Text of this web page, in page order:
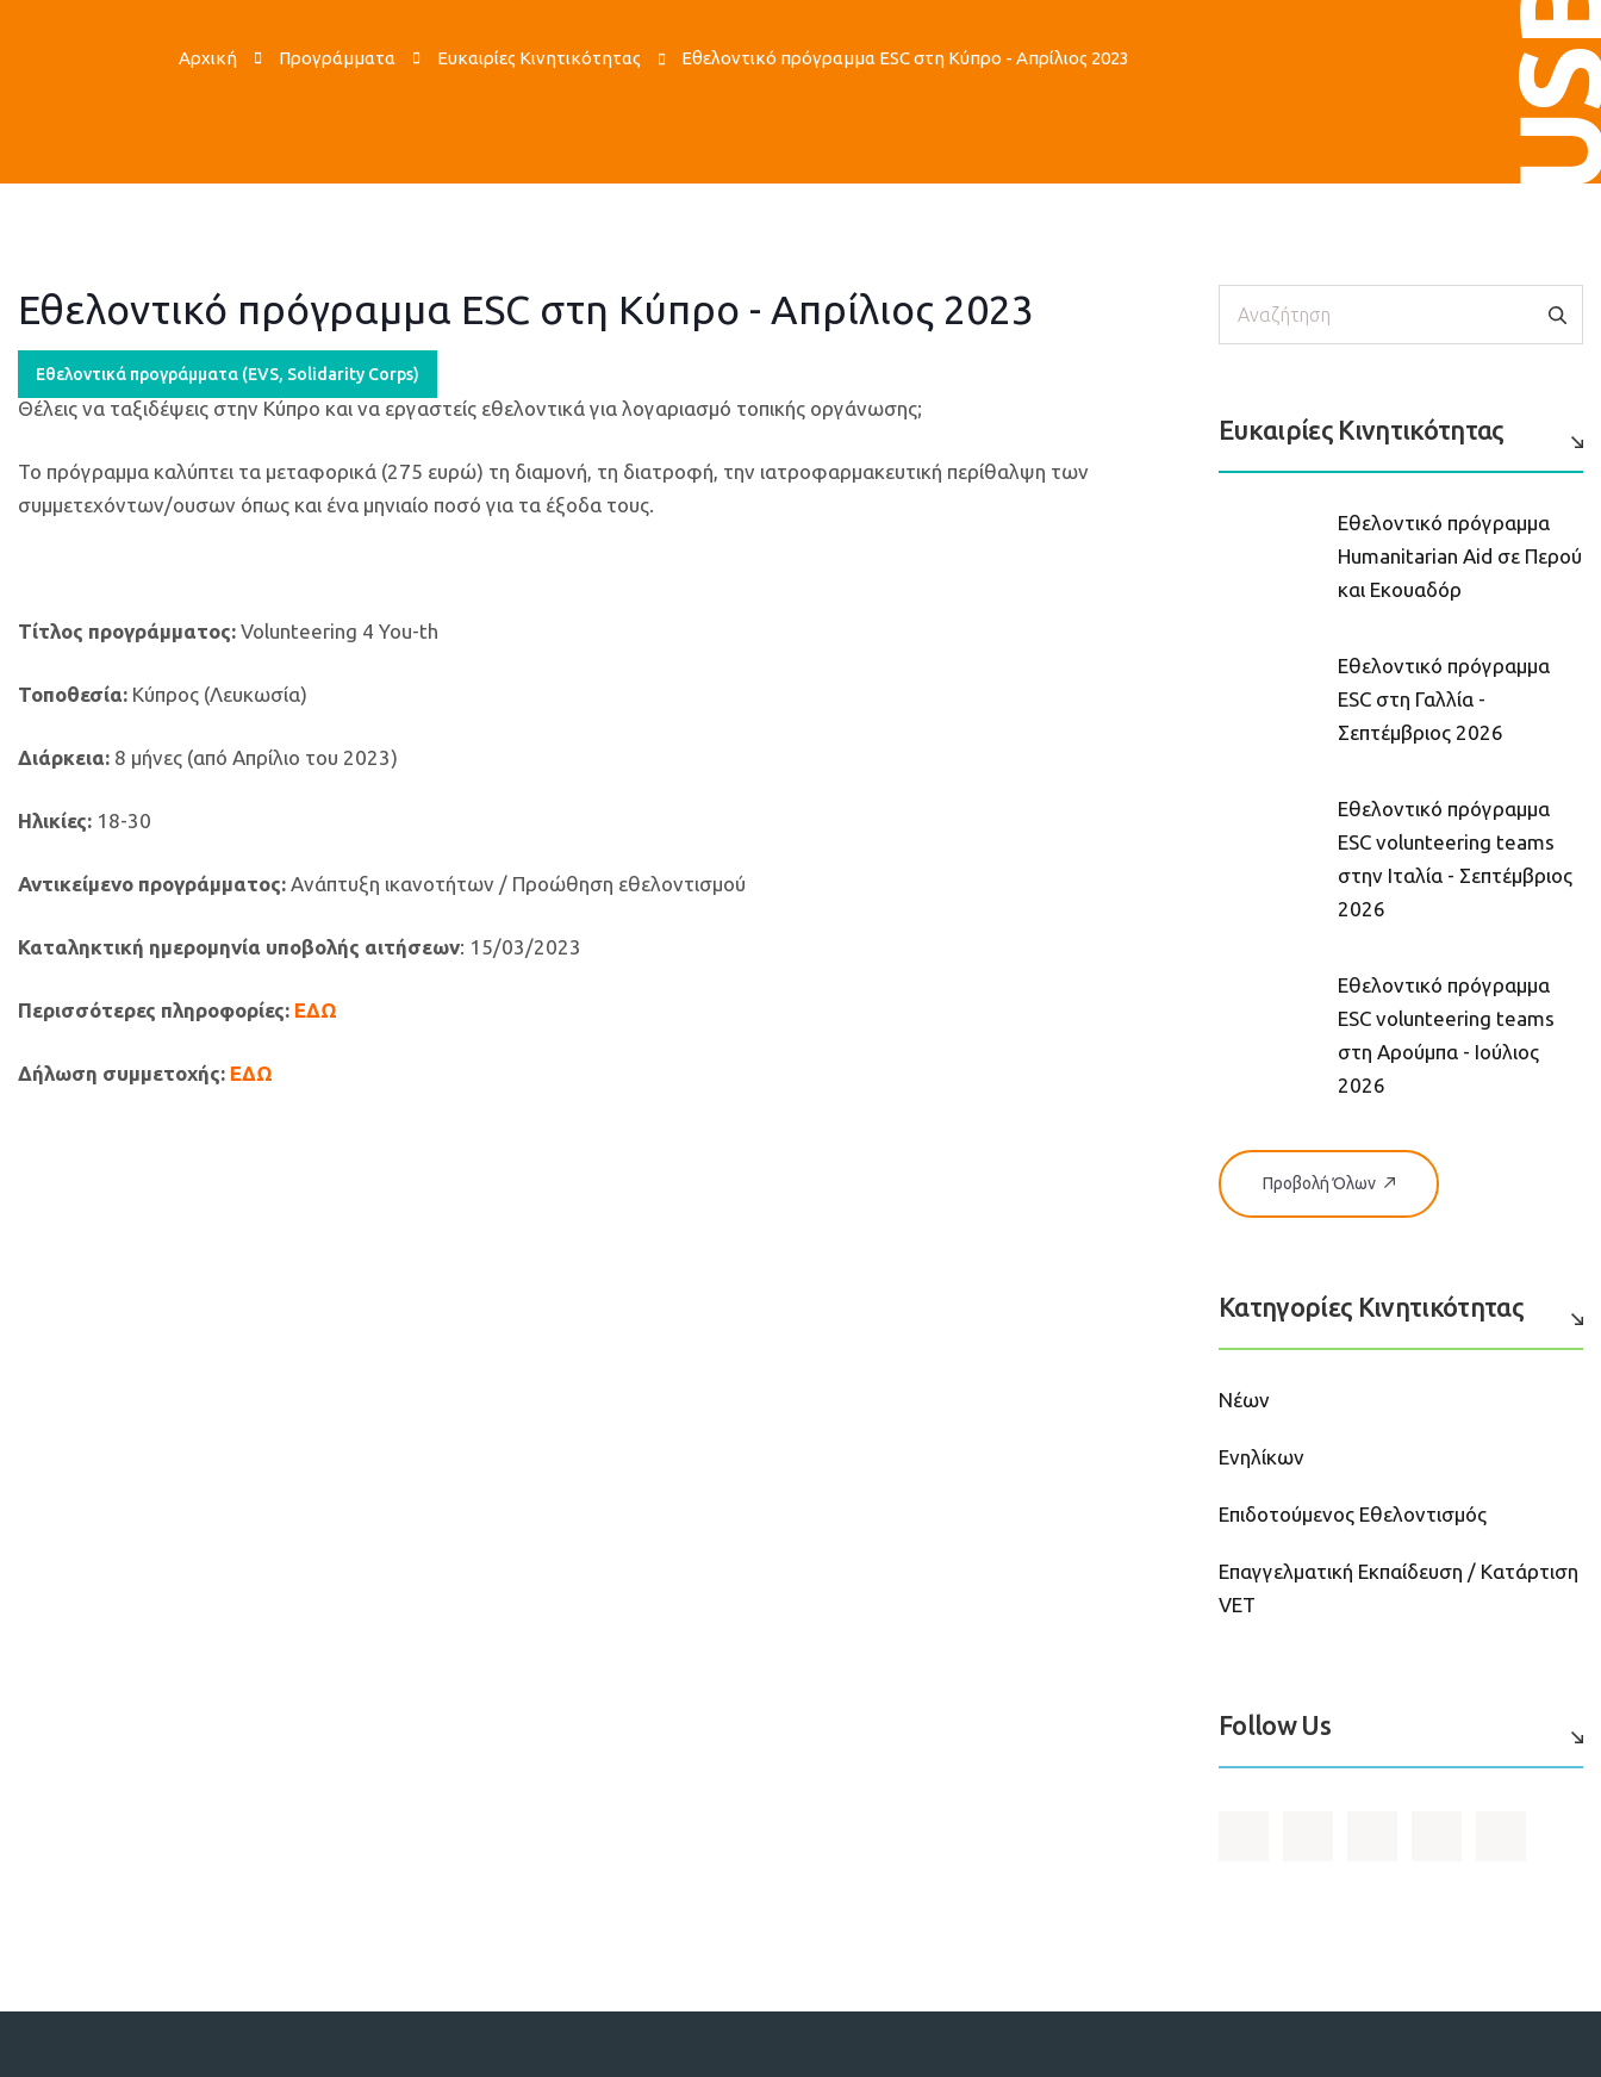
Αρχική Προγράμματα Ευκαιρίες Κινητικότητας Εθελοντικό πρόγραμμα ESC στη Κύπρο - Απρίλιος 2023
Εθελοντικό πρόγραμμα ESC στη Κύπρο - Απρίλιος 2023
Εθελοντικά προγράμματα (ΕVS, Solidarity Corps)
Θέλεις να ταξιδέψεις στην Κύπρο και να εργαστείς εθελοντικά για λογαριασμό τοπικής οργάνωσης;
Το πρόγραμμα καλύπτει τα μεταφορικά (275 ευρώ) τη διαμονή, τη διατροφή, την ιατροφαρμακευτική περίθαλψη των
συμμετεχόντων/ουσων όπως και ένα μηνιαίο ποσό για τα έξοδα τους.
Τίτλος προγράμματος: Volunteering 4 You-th
Τοποθεσία: Κύπρος (Λευκωσία)
Διάρκεια: 8 μήνες (από Απρίλιο του 2023)
Ηλικίες: 18-30
Αντικείμενο προγράμματος: Ανάπτυξη ικανοτήτων / Προώθηση εθελοντισμού
Καταληκτική ημερομηνία υποβολής αιτήσεων: 15/03/2023
Περισσότερες πληροφορίες: ΕΔΩ
Δήλωση συμμετοχής: ΕΔΩ
Ευκαιρίες Κινητικότητας
Εθελοντικό πρόγραμμα
Humanitarian Aid σε Περού
και Εκουαδόρ
Εθελοντικό πρόγραμμα
ESC στη Γαλλία -
Σεπτέμβριος 2026
Εθελοντικό πρόγραμμα
ESC volunteering teams
στην Ιταλία - Σεπτέμβριος
2026
Εθελοντικό πρόγραμμα
ESC volunteering teams
στη Αρούμπα - Ιούλιος
2026
Προβολή Όλων
Κατηγορίες Κινητικότητας
Νέων
Ενηλίκων
Επιδοτούμενος Εθελοντισμός
Επαγγελματική Εκπαίδευση / Κατάρτιση
VET
Follow Us